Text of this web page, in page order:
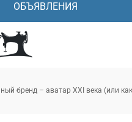
ОБЪЯВЛЕНИЯ
бренд – аватар XXI века (или